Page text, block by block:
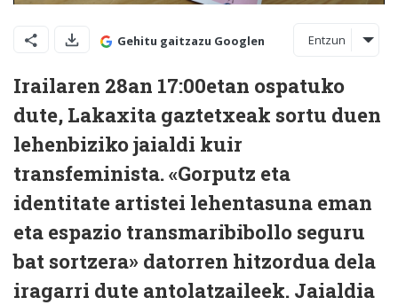
Gehitu gaitzazu Googlen Entzun
Irailaren 28an 17:00etan ospatuko
dute, Lakaxita gaztetxeak sortu duen
lehenbiziko jaialdi kuir
transfeminista. «Gorputz eta
identitate artistei lehentasuna eman
eta espazio transmaribibollo seguru
bat sortzera» datorren hitzordua dela
iragarri dute antolatzaileek. Jaialdia